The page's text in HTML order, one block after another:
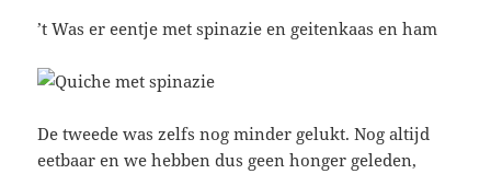
’t Was er eentje met spinazie en geitenkaas en ham
De tweede was zelfs nog minder gelukt. Nog altijd
eetbaar en we hebben dus geen honger geleden,